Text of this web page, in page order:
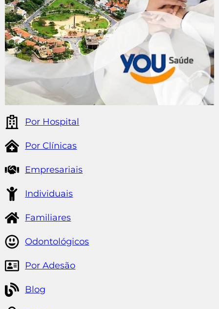
Por Clínicas
Empresariais
Familiares
Odontológicos
Por Adesão
Blog
Sobre
Contato
Tipos
Mapa do Site